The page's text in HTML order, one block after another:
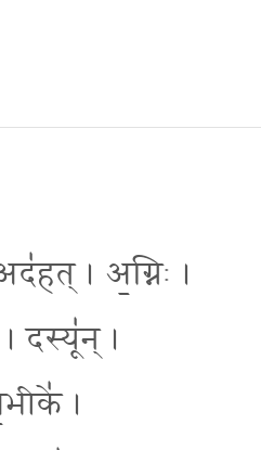
। अ॒ग्निः ।
दस्यू॑न् ।
।